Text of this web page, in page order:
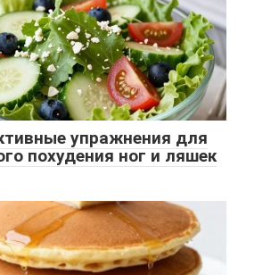
упражнения для
похудения ног и ляшек